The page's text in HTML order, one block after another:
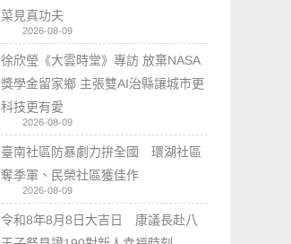
菜見真功夫
2026-08-09
徐欣瑩《大雲時堂》專訪 放棄NASA
獎學金留家鄉 主張雙AI治縣讓城市更
科技更有愛
2026-08-09
臺南社區防暴劇力拚全國 環湖社區
奪季軍、民榮社區獲佳作
2026-08-09
令和8年8月8日大吉日 康議長赴八